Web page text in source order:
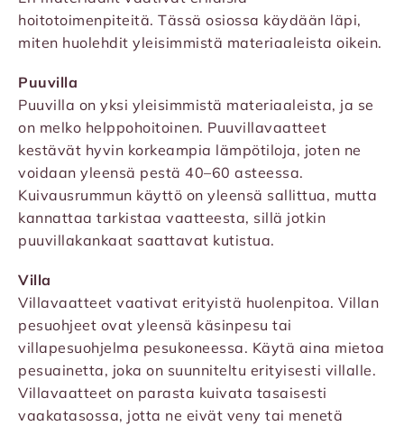
hoitotoimenpiteitä. Tässä osiossa käydään läpi,
miten huolehdit yleisimmistä materiaaleista oikein.
Puuvilla
Puuvilla on yksi yleisimmistä materiaaleista, ja se
on melko helppohoitoinen. Puuvillavaatteet
kestävät hyvin korkeampia lämpötiloja, joten ne
voidaan yleensä pestä 40–60 asteessa.
Kuivausrummun käyttö on yleensä sallittua, mutta
kannattaa tarkistaa vaatteesta, sillä jotkin
puuvillakankaat saattavat kutistua.
Villa
Villavaatteet vaativat erityistä huolenpitoa. Villan
pesuohjeet ovat yleensä käsinpesu tai
villapesuohjelma pesukoneessa. Käytä aina mietoa
pesuainetta, joka on suunniteltu erityisesti villalle.
Villavaatteet on parasta kuivata tasaisesti
vaakatasossa, jotta ne eivät veny tai menetä